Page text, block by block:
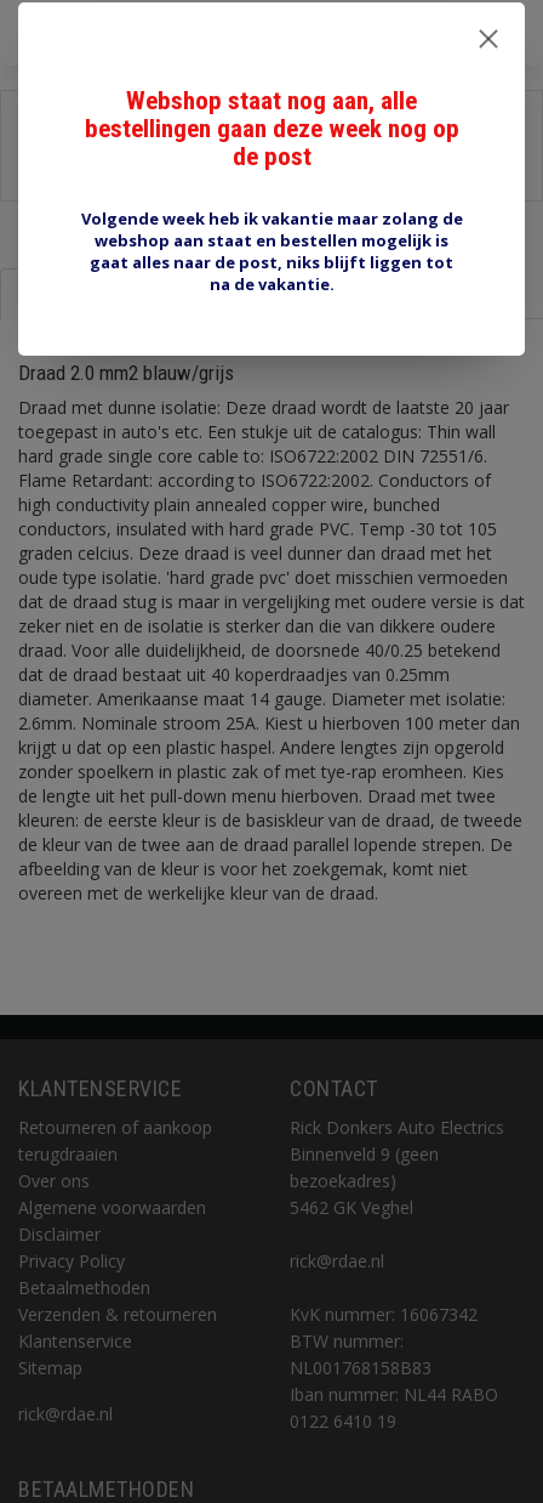
Reviews (0)
Draad 2.0 mm2 blauw/grijs
Draad met dunne isolatie: Deze draad wordt de laatste 20 jaar
toegepast in auto's etc. Een stukje uit de catalogus: Thin wall
hard grade single core cable to: ISO6722:2002 DIN 72551/6.
Flame Retardant: according to ISO6722:2002. Conductors of
high conductivity plain annealed copper wire, bunched
conductors, insulated with hard grade PVC. Temp -30 tot 105
graden celcius. Deze draad is veel dunner dan draad met het
oude type isolatie. 'hard grade pvc' doet misschien vermoeden
dat de draad stug is maar in vergelijking met oudere versie is dat
zeker niet en de isolatie is sterker dan die van dikkere oudere
draad. Voor alle duidelijkheid, de doorsnede 40/0.25 betekend
dat de draad bestaat uit 40 koperdraadjes van 0.25mm
diameter. Amerikaanse maat 14 gauge. Diameter met isolatie:
2.6mm. Nominale stroom 25A. Kiest u hierboven 100 meter dan
krijgt u dat op een plastic haspel. Andere lengtes zijn opgerold
zonder spoelkern in plastic zak of met tye-rap eromheen. Kies
de lengte uit het pull-down menu hierboven. Draad met twee
kleuren: de eerste kleur is de basiskleur van de draad, de tweede
de kleur van de twee aan de draad parallel lopende strepen. De
afbeelding van de kleur is voor het zoekgemak, komt niet
overeen met de werkelijke kleur van de draad.
KLANTENSERVICE
Retourneren of aankoop
terugdraaien
Over ons
Algemene voorwaarden
Disclaimer
Privacy Policy
Betaalmethoden
Verzenden & retourneren
Klantenservice
Sitemap
rick@rdae.nl
CONTACT
Rick Donkers Auto Electrics
Binnenveld 9 (geen
bezoekadres)
5462 GK Veghel
rick@rdae.nl
KvK nummer: 16067342
BTW nummer:
NL001768158B83
Iban nummer: NL44 RABO
0122 6410 19
BETAALMETHODEN
Webshop staat nog aan, alle
bestellingen gaan deze week nog op
de post
Volgende week heb ik vakantie maar zolang de
webshop aan staat en bestellen mogelijk is
gaat alles naar de post, niks blijft liggen tot
na de vakantie.